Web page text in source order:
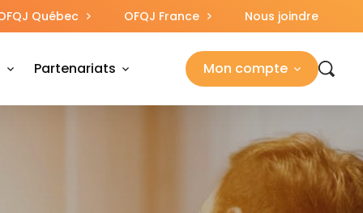
Québec OFQJ France Nous joindre
Partenariats Mon compte